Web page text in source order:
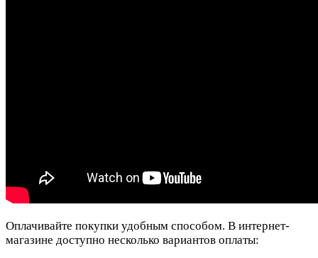
Оплачивайте покупки удобным способом. В интернет-
магазине доступно несколько вариантов оплаты: